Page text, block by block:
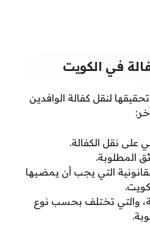
في الكويت
لنقل كفالة الوافدين
على نقل الكفالة.
المطلوبة.
التي يجب أن يمضيها
والتي تختلف بحسب نوع